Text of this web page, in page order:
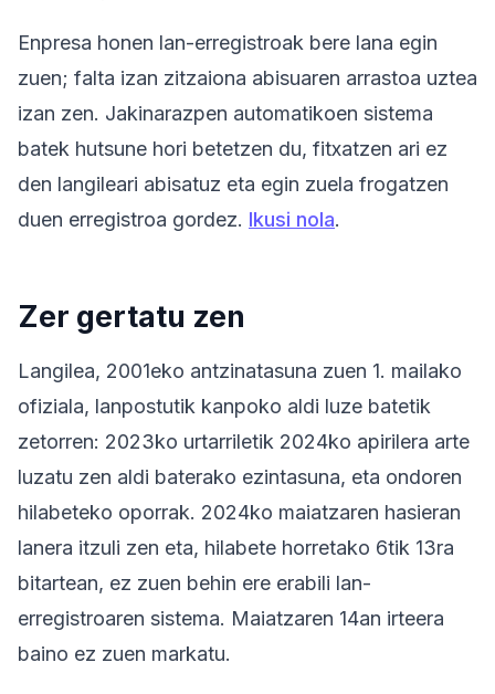
Enpresa honen lan-erregistroak bere lana egin
zuen; falta izan zitzaiona abisuaren arrastoa uztea
izan zen. Jakinarazpen automatikoen sistema
batek hutsune hori betetzen du, fitxatzen ari ez
den langileari abisatuz eta egin zuela frogatzen
duen erregistroa gordez. Ikusi nola.
Zer gertatu zen
Langilea, 2001eko antzinatasuna zuen 1. mailako
ofiziala, lanpostutik kanpoko aldi luze batetik
zetorren: 2023ko urtarriletik 2024ko apirilera arte
luzatu zen aldi baterako ezintasuna, eta ondoren
hilabeteko oporrak. 2024ko maiatzaren hasieran
lanera itzuli zen eta, hilabete horretako 6tik 13ra
bitartean, ez zuen behin ere erabili lan-
erregistroaren sistema. Maiatzaren 14an irteera
baino ez zuen markatu.